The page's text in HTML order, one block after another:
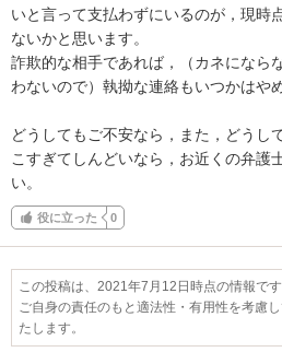
いと言って支払わずにいるのが，現時
ないかと思います。
詐欺的な相手であれば，（カネになら
わないので）執拗な連絡もいつかはや
どうしてもご不安なら，また，どうし
こすぎてしんどいなら，お近くの弁護
い。
役に立った 0
この投稿は、2021年7月12日時点の情報です
ご自身の責任のもと適法性・有用性を考慮
たします。